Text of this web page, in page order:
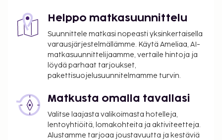
Lisävuode: 10 EUR per yö
Yllä oleva luettelo ei ehkä kata kaikkea. Maksut ja
takuumaksut eivät välttämättä sisällä veroja, ja ne
saattavat muuttua.
Majoituspaikka siivotaan ammattimaisesti.
uloskirjautuminen ovat saatavilla.
Helppo matkasuunnittelu
Suunnittele matkasi nopeasti yksinkertaisella
varausjärjestelmällämme. Käytä Ameliaa, AI-
matkasuunnittelijaamme, vertaile hintoja ja
löydä parhaat tarjoukset,
pakettisuojelusuunnitelmamme turvin.
Matkusta omalla tavallasi
Valitse laajasta valikoimasta hotelleja,
lentoyhtiöitä, lomakohteita ja aktiviteetteja.
Alustamme tarjoaa joustavuutta ja kestäviä